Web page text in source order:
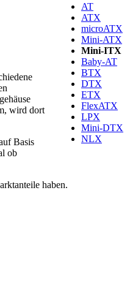
AT
ATX
microATX
Mini-ATX
Mini-ITX
Baby-AT
BTX
DTX
ETX
FlexATX
LPX
Mini-DTX
NLX
wird dort
Basis
ob
haben.